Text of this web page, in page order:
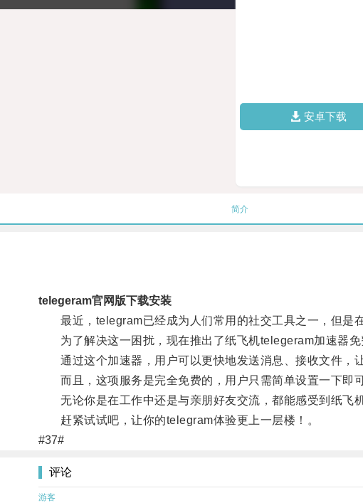
安卓下载
简介
telegeram官网版下载安装
最近，telegram已经成为人们常用的社交工具之一，但是在
为了解决这一困扰，现在推出了纸飞机telegeram加速器免
通过这个加速器，用户可以更快地发送消息、接收文件，让
而且，这项服务是完全免费的，用户只需简单设置一下即可
无论你是在工作中还是与亲朋好友交流，都能感受到纸飞
赶紧试试吧，让你的telegram体验更上一层楼！。
#37#
评论
游客